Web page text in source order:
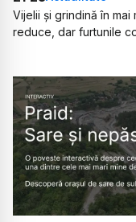
Vijelii și grindină în mai
reduce, dar furtunile